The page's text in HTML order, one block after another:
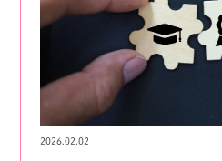
2026.02.02